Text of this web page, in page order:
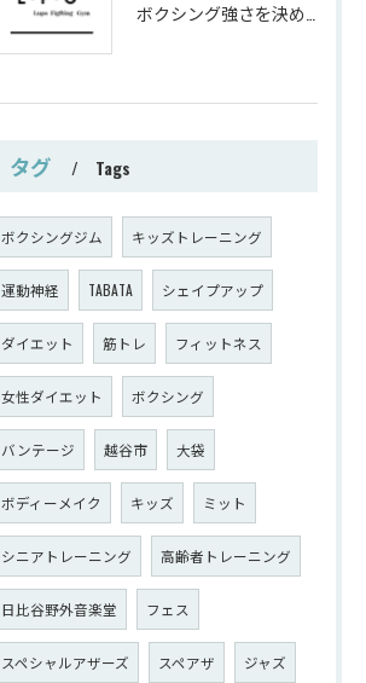
タグ Tags
ボクシングジム キッズトレーニング
運動神経 TABATA シェイプアップ
ダイエット 筋トレ フィットネス
女性ダイエット ボクシング
バンテージ 越谷市 大袋
ボディーメイク キッズ ミット
シニアトレーニング 高齢者トレーニング
日比谷野外音楽堂 フェス
スペシャルアザーズ スペアザ ジャズ